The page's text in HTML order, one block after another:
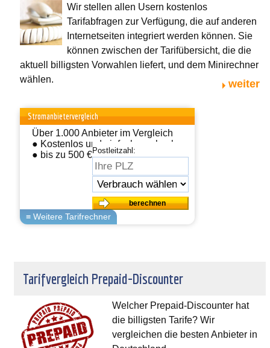
Wir stellen allen Usern kostenlos
Tarifabfragen zur Verfügung, die auf anderen
Internetseiten integriert werden können. Sie
können zwischen der Tarifübersicht, die die
aktuell billigsten Vorwahlen liefert, und dem Minirechner
wählen.
weiter
Stromanbietervergleich
Über 1.000 Anbieter im Vergleich
● Kostenlos und einfach wechseln
● bis zu 500 € sparen
Postleitzahl:
Tarifvergleich Prepaid-Discounter
Welcher Prepaid-Discounter hat
die billigsten Tarife? Wir
vergleichen die besten Anbieter in